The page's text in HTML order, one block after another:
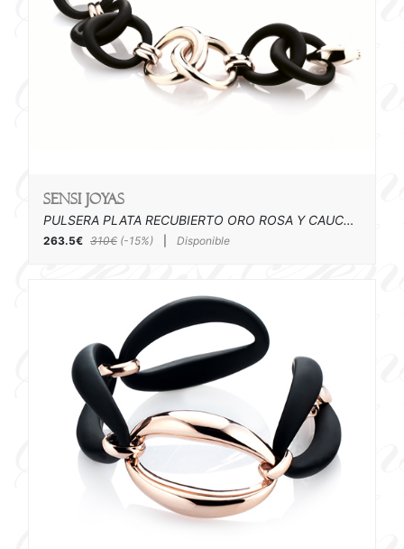
SENSI joyas
PULSERA PLATA RECUBIERTO ORO ROSA Y CAUCHO
263.5€ 310€ (-15%) Disponible